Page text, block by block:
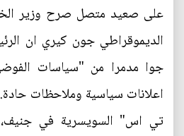
على صعيد متصل صرح وزير
الديموقراطي جون كيري ان
جوا مدمرا من "سياسات
اعلانات سياسية وملاحظات
تي اس" السويسرية في جنيف،